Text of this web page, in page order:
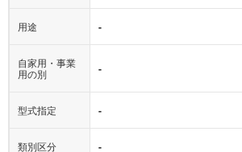
用途 -
自家用・事業
用の別
-
型式指定 -
類別区分 -